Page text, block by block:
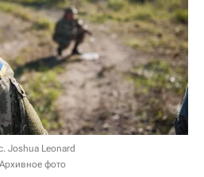
Joshua Leonard
фото